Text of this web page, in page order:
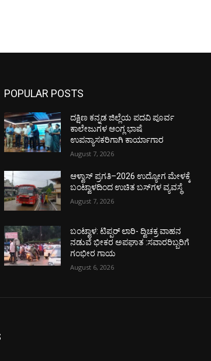
POPULAR POSTS
ದಕ್ಷಿಣ ಕನ್ನಡ ಜಿಲ್ಲೆಯ ಪದವಿ ಪೂರ್ವ
ಕಾಲೇಜುಗಳ ಆಂಗ್ಲ ಭಾಷೆ
ಉಪನ್ಯಾಸಕರಿಗಾಗಿ ಕಾರ್ಯಾಗಾರ
August 7, 2026
ಆಳ್ವಾಸ್ ಪ್ರಗತಿ–2026 ಉದ್ಯೋಗ ಮೇಳಕ್ಕೆ
ಬಂಟ್ವಾಳದಿಂದ ಉಚಿತ ಬಸ್‌ಗಳ ವ್ಯವಸ್ಥೆ
August 7, 2026
ಬಂಟ್ವಾಳ: ಟಿಪ್ಪರ್ ಲಾರಿ- ದ್ವಿಚಕ್ರ ವಾಹನ
ನಡುವೆ ಭೀಕರ ಅಪಘಾತ :ಸವಾರರಿಬ್ಬರಿಗೆ
ಗಂಭೀರ ಗಾಯ
August 6, 2026